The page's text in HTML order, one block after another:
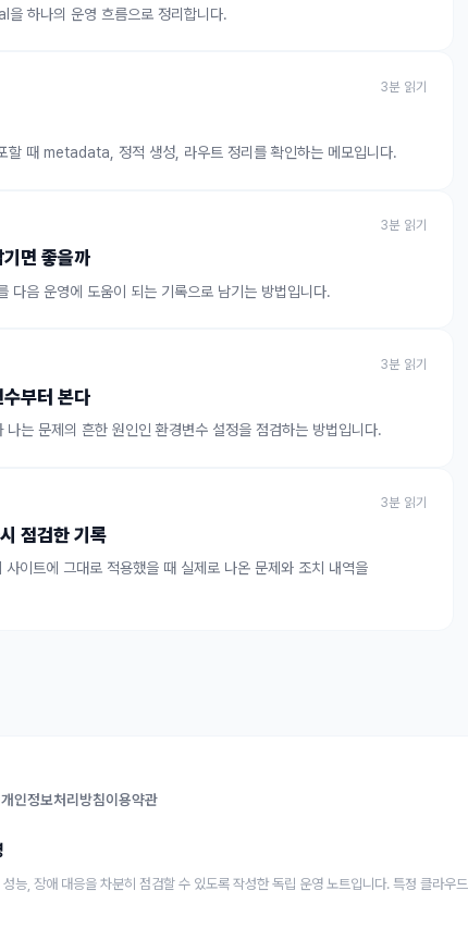
하나의 운영 흐름으로 정리합니다.
3분 읽기
때 metadata, 정적 생성, 라우트 정리를 확인하는 메모입니다.
3분 읽기
면 좋을까
음 운영에 도움이 되는 기록으로 남기는 방법입니다.
3분 읽기
부터 본다
는 문제의 흔한 원인인 환경변수 설정을 점검하는 방법입니다.
3분 읽기
점검한 기록
이트에 그대로 적용했을 때 실제로 나온 문제와 조치 내역을
개인정보처리방침이용약관
, 장애 대응을 차분히 점검할 수 있도록 작성한 독립 운영 노트입니다. 특정 클라우드